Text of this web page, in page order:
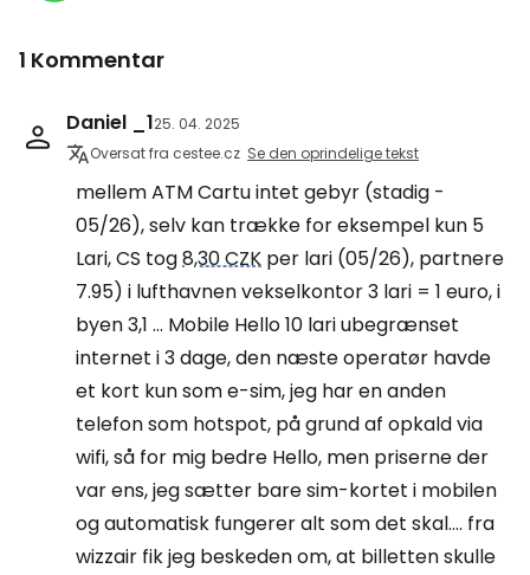
1 Kommentar
Daniel _125. 04. 2025
Oversat fra cestee.cz Se den oprindelige tekst
mellem ATM Cartu intet gebyr (stadig -
05/26), selv kan trække for eksempel kun 5
Lari, CS tog8,30 CZK per lari (05/26), partnere
7.95) i lufthavnen vekselkontor 3 lari = 1 euro, i
byen 3,1 ... Mobile Hello 10 lari ubegrænset
internet i 3 dage, den næste operatør havde
et kort kun som e-sim, jeg har en anden
telefon som hotspot, på grund af opkald via
wifi, så for mig bedre Hello, men priserne der
var ens, jeg sætter bare sim-kortet i mobilen
og automatisk fungerer alt som det skal.... fra
wizzair fik jeg beskeden om, at billetten skulle